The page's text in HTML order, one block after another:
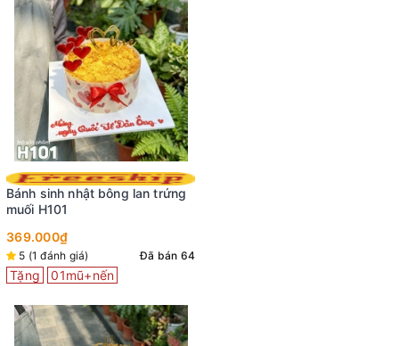
Bánh sinh nhật bông lan trứng
muối H101
369.000₫
5 (1 đánh giá) Đã bán 64
Tặng 01mũ+nến